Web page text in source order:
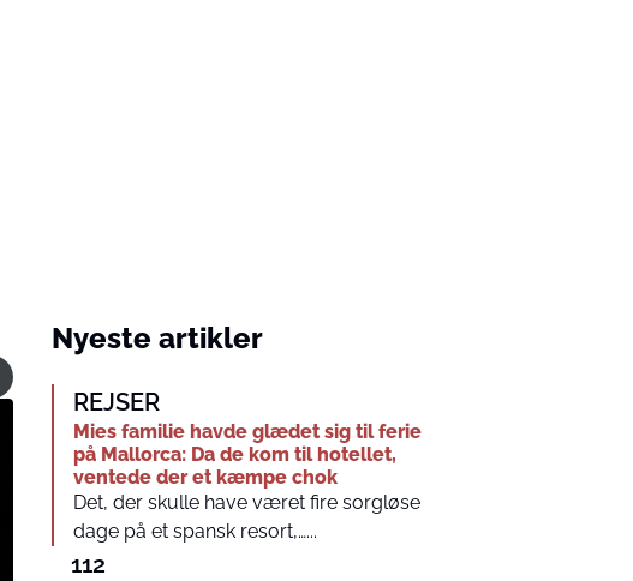
Nyeste artikler
REJSER
Mies familie havde glædet sig til ferie
på Mallorca: Da de kom til hotellet,
ventede der et kæmpe chok
Det, der skulle have været fire sorgløse
dage på et spansk resort,…...
112